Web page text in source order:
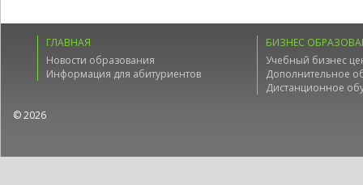
ГЛАВНАЯ
Новости образования
Информация для абитуриентов
БИЗНЕС
Учебный бизнес
Дополнительное
Дистанционное
© 2026